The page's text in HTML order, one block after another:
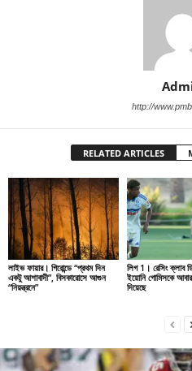
http://
RELATED ARTICLES
লাইভ ফায়ার। গিরোন্ডে “প্রথম দিন
একটু আশাবাদী”, বিসকারোসে আগুন
“নিয়ন্ত্রনে”
লিগ 1। রেসিং ক্লাব ডি
ইয়োনি গোমিসকে আবার
দিয়েছে